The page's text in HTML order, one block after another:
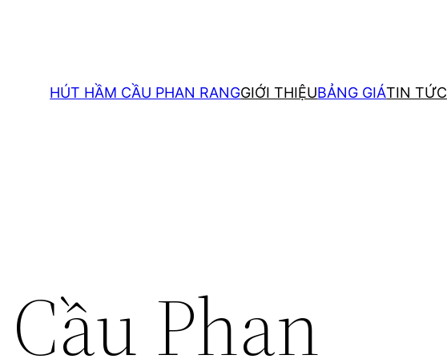
HÚT HẦM CẦU PHAN RANGGIỚI THIỆUBẢNG GIÁTIN TỨC
Phan